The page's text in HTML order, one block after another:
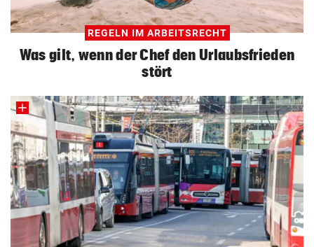
REGELN IM ARBEITSRECHT
Was gilt, wenn der Chef den Urlaubsfrieden
stört